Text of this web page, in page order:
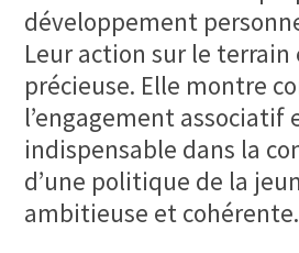
développement
Leur action sur le terrain
précieuse. Elle montre
l’engagement associatif
indispensable dans la
d’une politique de la
ambitieuse et cohérente.